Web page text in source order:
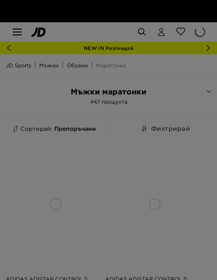
NEW IN Разгледай
JD Sports Мъжки Обувки Маратонки
Мъжки маратонки
447 продукта
Сортирай: Препоръчани Филтрирай